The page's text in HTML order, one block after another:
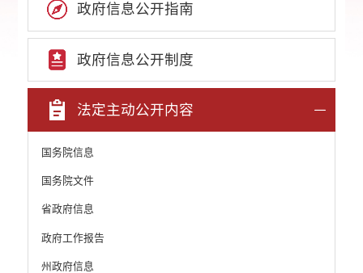
政府信息公开指南
政府信息公开制度
法定主动公开内容
国务院信息
国务院文件
省政府信息
政府工作报告
州政府信息